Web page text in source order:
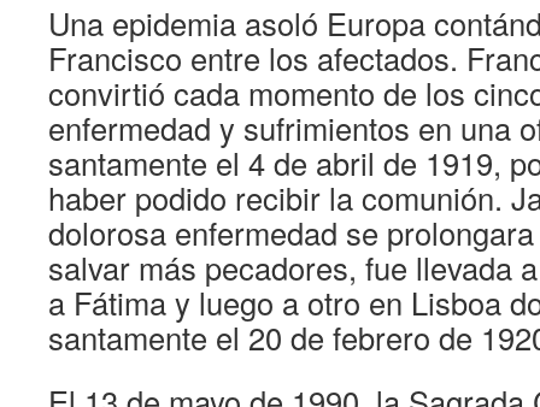
Una epidemia asoló Europa
Francisco entre los afectados.
convirtió cada momento de los
enfermedad y sufrimientos en una
santamente el 4 de abril de 1919,
haber podido recibir la comunión.
dolorosa enfermedad se
salvar más pecadores, fue llevada
a Fátima y luego a otro en Lisboa
santamente el 20 de febrero de